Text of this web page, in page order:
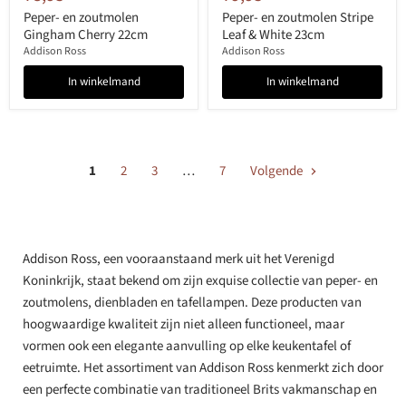
Peper- en zoutmolen
Gingham Cherry 22cm
Addison Ross
In winkelmand
Peper- en zoutmolen Stripe
Leaf & White 23cm
Addison Ross
In winkelmand
1 2 3 … 7 Volgende
Addison Ross, een vooraanstaand merk uit het Verenigd
Koninkrijk, staat bekend om zijn exquise collectie van peper- en
zoutmolens, dienbladen en tafellampen. Deze producten van
hoogwaardige kwaliteit zijn niet alleen functioneel, maar
vormen ook een elegante aanvulling op elke keukentafel of
eetruimte. Het assortiment van Addison Ross kenmerkt zich door
een perfecte combinatie van traditioneel Brits vakmanschap en